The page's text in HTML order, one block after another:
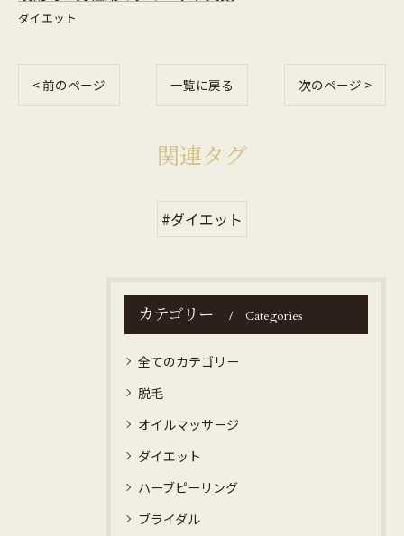
ダイエット
< 前のページ 一覧に戻る 次のページ >
関連タグ
#ダイエット
カテゴリー Categories
全てのカテゴリー
脱毛
オイルマッサージ
ダイエット
ハーブピーリング
ブライダル